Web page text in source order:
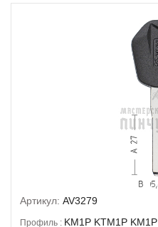
Артикул: AV3279
Профиль : KM1P KTM1P KM1P